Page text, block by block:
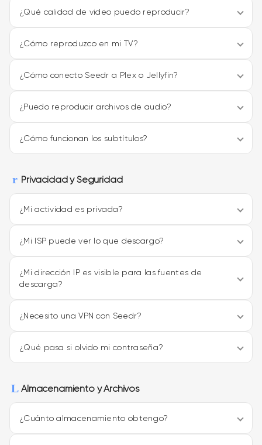
¿Qué calidad de video puedo reproducir?
¿Cómo reproduzco en mi TV?
¿Cómo conecto Seedr a Plex o Jellyfin?
¿Puedo reproducir archivos de audio?
¿Cómo funcionan los subtítulos?
Privacidad y Seguridad
¿Mi actividad es privada?
¿Mi ISP puede ver lo que descargo?
¿Mi dirección IP es visible para las fuentes de
descarga?
¿Necesito una VPN con Seedr?
¿Qué pasa si olvido mi contraseña?
Almacenamiento y Archivos
¿Cuánto almacenamiento obtengo?